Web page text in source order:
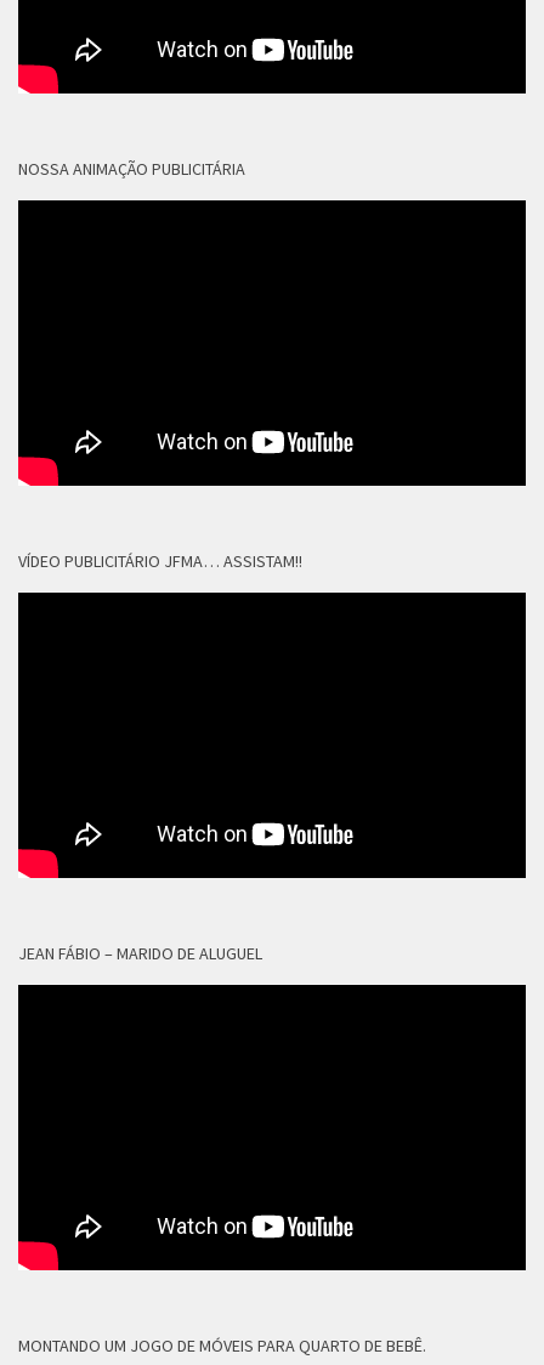
NOSSA ANIMAÇÃO PUBLICITÁRIA
VÍDEO PUBLICITÁRIO JFMA… ASSISTAM!!
JEAN FÁBIO – MARIDO DE ALUGUEL
MONTANDO UM JOGO DE MÓVEIS PARA QUARTO DE BEBÊ.